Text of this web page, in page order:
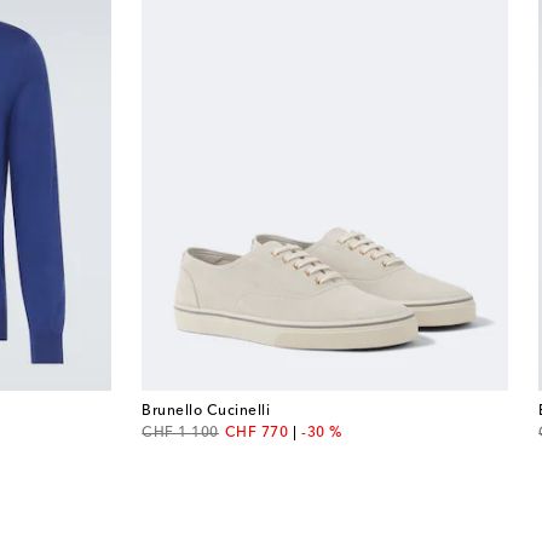
Brunello Cucinelli
CHF 1 100
original priceCHF 770
discount price
-30 %